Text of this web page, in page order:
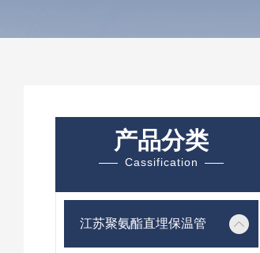
产品分类
Cassification
江苏聚氨酯直埋保温管